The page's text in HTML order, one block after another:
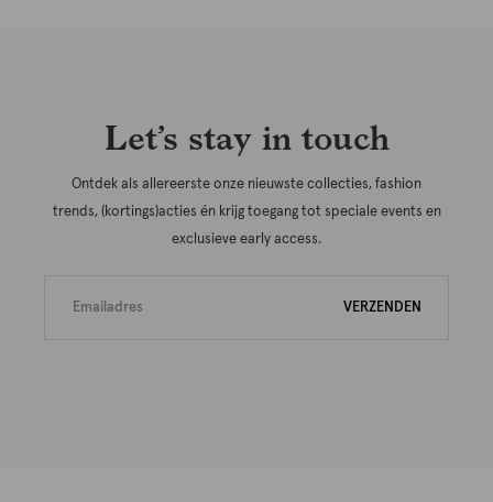
Let’s stay in touch
Ontdek als allereerste onze nieuwste collecties, fashion
trends, (kortings)acties én krijg toegang tot speciale events en
exclusieve early access.
VERZENDEN